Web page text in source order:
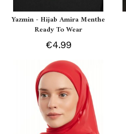
Yazmin - Hijab Amira Menthe
Ready To Wear
€4.99